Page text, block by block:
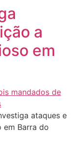
a
em
ataques e
em Barra do